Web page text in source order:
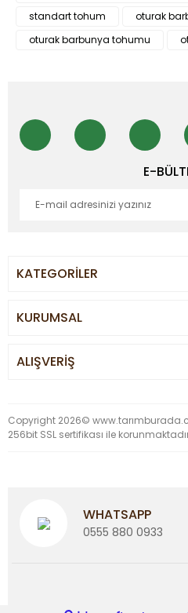
standart tohum
oturak
oturak barbunya tohumu
E-
KATEGORİLER
KURUMSAL
ALIŞVERİŞ
Copyright 2026©
256bit SSL sertifikası ile
WHATSAPP
0555 880 0933